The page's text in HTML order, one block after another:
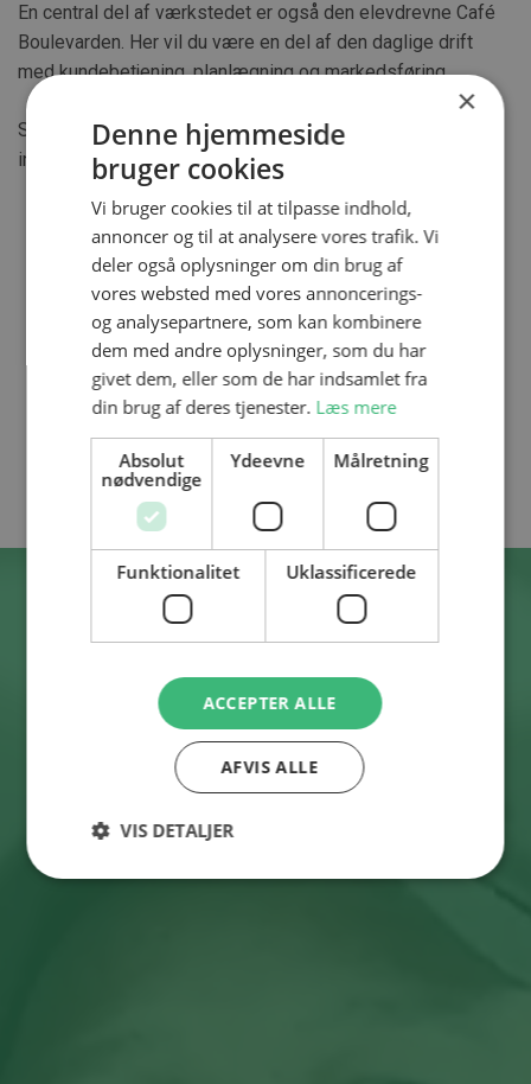
En central del af værkstedet er også den elevdrevne Café
Boulevarden. Her vil du være en del af den daglige drift
med kundebetjening, planlægning og markedsføring.
Service & sport er for dig, der gerne vil kombinere
interesse for sport og oplevelser med salg og service.
×
Denne hjemmeside
bruger cookies
Vi bruger cookies til at tilpasse indhold,
annoncer og til at analysere vores trafik. Vi
deler også oplysninger om din brug af
vores websted med vores annoncerings-
og analysepartnere, som kan kombinere
dem med andre oplysninger, som du har
givet dem, eller som de har indsamlet fra
din brug af deres tjenester. Læs mere
Absolut
nødvendige
Ydeevne Målretning
Funktionalitet Uklassificerede
ACCEPTER ALLE
AFVIS ALLE
VIS DETALJER